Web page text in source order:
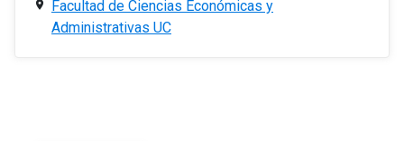
Facultad de Ciencias Económicas y
Administrativas UC